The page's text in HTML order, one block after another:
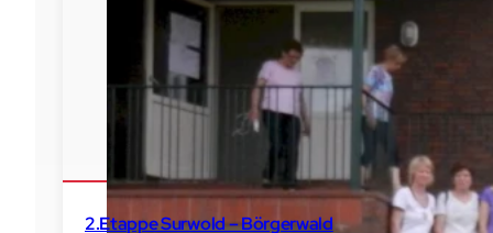
2017BaccumEmsland Etappenlauf
2.Etappe Surwold – Börgerwald